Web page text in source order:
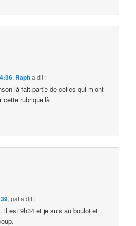
, Rapha dit :
là fait partie de celles qui m’ont
cette rubrique là
,pata dit :
est 9h34 et je suis au boulot et